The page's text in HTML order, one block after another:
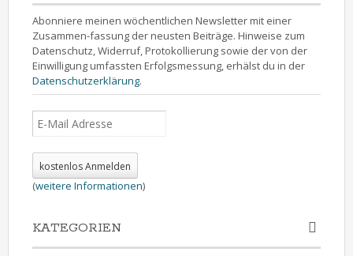
Abonniere meinen wöchentlichen Newsletter mit einer
Zusammen-fassung der neusten Beiträge. Hinweise zum
Datenschutz, Widerruf, Protokollierung sowie der von der
Einwilligung umfassten Erfolgsmessung, erhälst du in der
Datenschutzerklärung.
(weitere Informationen)
KATEGORIEN